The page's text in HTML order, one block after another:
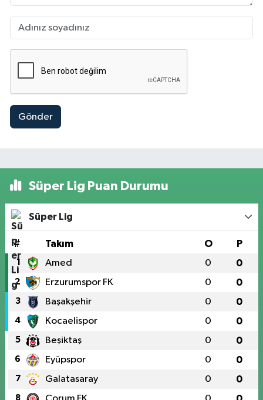
Gönder
Süper Lig Puan Durumu
Süper Lig
# Takım O P
1 Amed 0 0
2 Erzurumspor FK 0 0
3 Başakşehir 0 0
4 Kocaelispor 0 0
5 Beşiktaş 0 0
6 Eyüpspor 0 0
7 Galatasaray 0 0
8